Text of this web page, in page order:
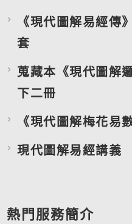
《現代圖解易經傳
套
蒐藏本《現代圖解
下二冊
《現代圖解梅花易
現代圖解易經講義
熱門服務簡介